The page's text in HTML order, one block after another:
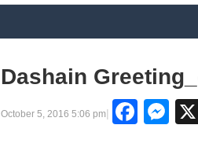
Dashain
October 5, 2016 5:06 pm|